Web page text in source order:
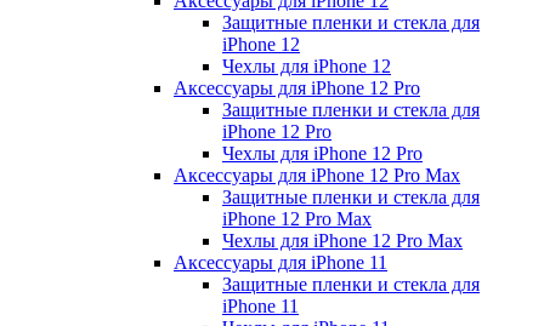
Защитные пленки и стекла для
iPhone 12
Чехлы для iPhone 12
Аксессуары для iPhone 12 Pro
Защитные пленки и стекла для
iPhone 12 Pro
Чехлы для iPhone 12 Pro
Аксессуары для iPhone 12 Pro Max
Защитные пленки и стекла для
iPhone 12 Pro Max
Чехлы для iPhone 12 Pro Max
Аксессуары для iPhone 11
Защитные пленки и стекла для
iPhone 11